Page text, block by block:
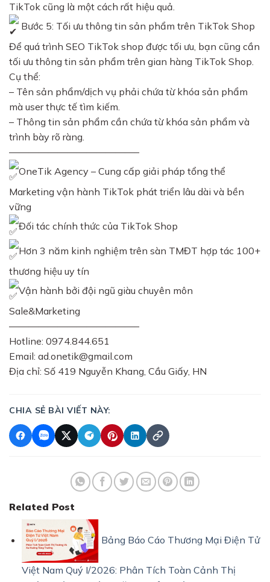
TikTok cũng là một cách rất hiệu quả.
Bước 5: Tối ưu thông tin sản phẩm trên TikTok Shop
Để quá trình SEO TikTok shop được tối ưu, bạn cũng cần
tối ưu thông tin sản phẩm trên gian hàng TikTok Shop.
Cụ thể:
– Tên sản phẩm/dịch vụ phải chứa từ khóa sản phẩm
mà user thực tế tìm kiếm.
– Thông tin sản phẩm cần chứa từ khóa sản phẩm và
trình bày rõ ràng.
—————————————–
OneTik Agency – Cung cấp giải pháp tổng thể
Marketing vận hành TikTok phát triển lâu dài và bền
vững
Đối tác chính thức của TikTok Shop
Hơn 3 năm kinh nghiệm trên sàn TMĐT hợp tác 100+
thương hiệu uy tín
Vận hành bởi đội ngũ giàu chuyên môn
Sale&Marketing
—————————————–
Hotline: 0974.844.651
Email: ad.onetik@gmail.com
Địa chỉ: Số 419 Nguyễn Khang, Cầu Giấy, HN
CHIA SẺ BÀI VIẾT NÀY:
Related Post
Bảng Báo Cáo Thương Mại Điện Tử
Việt Nam Quý I/2026: Phân Tích Toàn Cảnh Thị